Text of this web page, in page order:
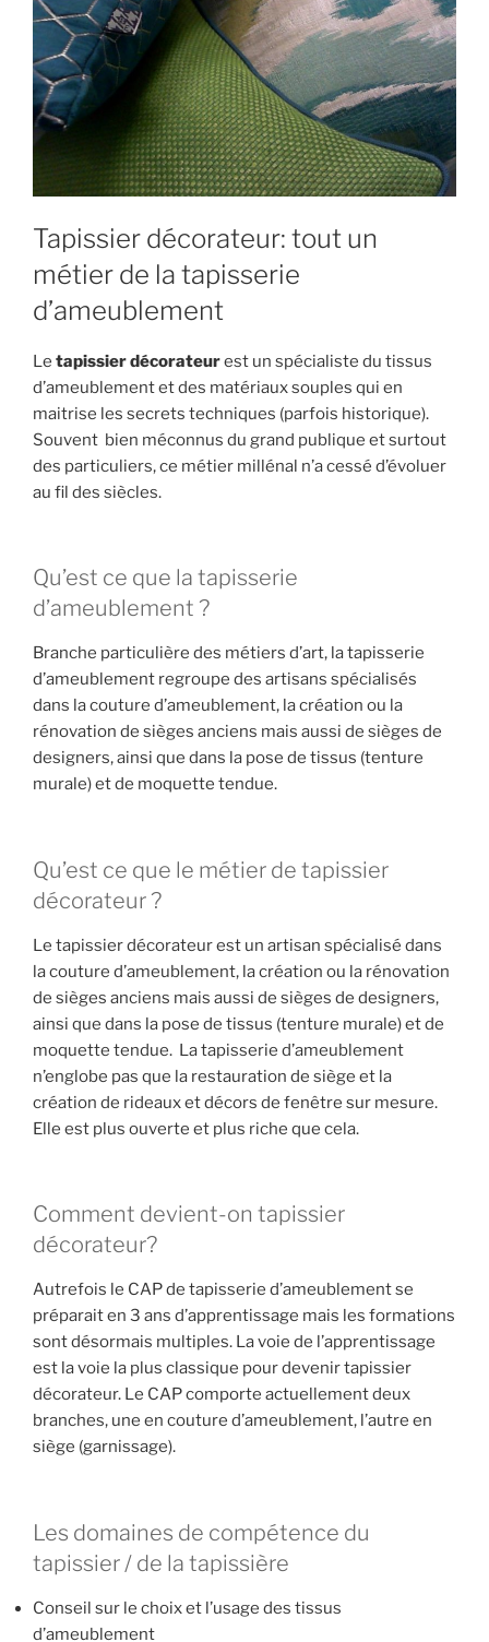
Tapissier décorateur: tout un
métier de la tapisserie
d’ameublement
Le tapissier décorateurest un spécialiste du tissus
d’ameublement et des matériaux souples qui en
maitrise les secrets techniques (parfois historique).
Souvent bien méconnus du grand publique et surtout
des particuliers, ce métier millénal n’a cessé d’évoluer
au fil des siècles.
Qu’est ce que la tapisserie
d’ameublement ?
Branche particulière des métiers d’art, la tapisserie
d’ameublement regroupe des artisans spécialisés
dans la couture d’ameublement, la création ou la
rénovation de sièges anciens mais aussi de sièges de
designers, ainsi que dans la pose de tissus (tenture
murale) et de moquette tendue.
Qu’est ce que le métier de tapissier
décorateur ?
Le tapissier décorateur est un artisan spécialisé dans
la couture d’ameublement, la création ou la rénovation
de sièges anciens mais aussi de sièges de designers,
ainsi que dans la pose de tissus (tenture murale) et de
moquette tendue. La tapisserie d’ameublement
n’englobe pas que la restauration de siège et la
création de rideaux et décors de fenêtre sur mesure.
Elle est plus ouverte et plus riche que cela.
Comment devient-on tapissier
décorateur?
Autrefois le CAP de tapisserie d’ameublement se
préparait en 3 ans d’apprentissage mais les formations
sont désormais multiples. La voie de l’apprentissage
est la voie la plus classique pour devenir tapissier
décorateur. Le CAP comporte actuellement deux
branches, une en couture d’ameublement, l’autre en
siège (garnissage).
Les domaines de compétence du
tapissier / de la tapissière
Conseil sur le choix et l’usage des tissus
d’ameublement